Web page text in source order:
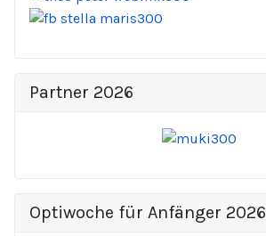
Partner 2026
Optiwoche für Anfänger 2026